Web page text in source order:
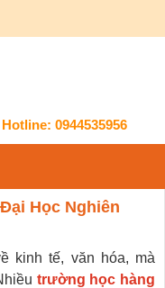
Hotline: 0944535956
Học Nghiên
kinh tế, văn hóa, mà
trường học hàng